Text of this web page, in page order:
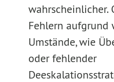
wahrscheinlicher.
Fehlern aufgrund
Umstände, wie
oder fehlender